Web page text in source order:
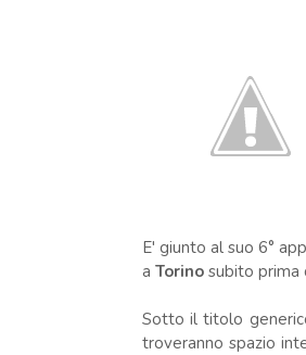
E' giunto al suo 6°
a Torinosubito prima
Sotto il titolo
troveranno spazio